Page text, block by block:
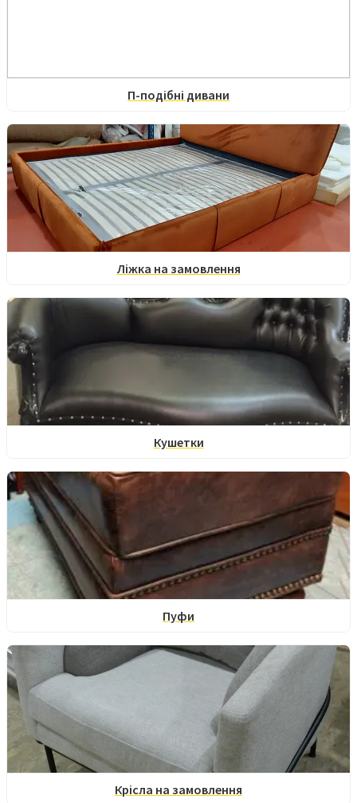
П-подібні дивани
Ліжка на замовлення
Кушетки
Пуфи
Крісла на замовлення